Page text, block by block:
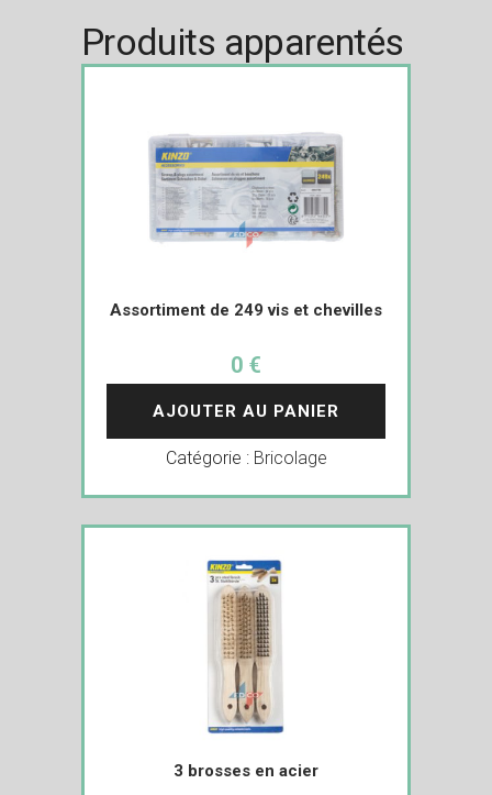
Produits apparentés
Assortiment de 249 vis et chevilles
0 €
AJOUTER AU PANIER
Catégorie : Bricolage
3 brosses en acier